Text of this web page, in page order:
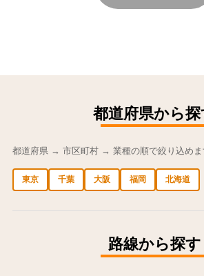
都道府県から探
都道府県 → 市区町村 → 業種の順で絞り込めま
東京 千葉 大阪 福岡 北海道
路線から探す